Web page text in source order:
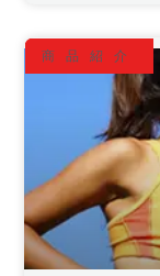
商品紹介